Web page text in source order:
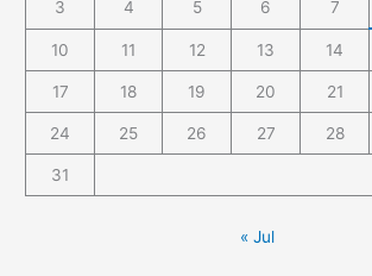
3 4 5 6 7
10 11 12 13 14
17 18 19 20 21
24 25 26 27 28
31
« Jul